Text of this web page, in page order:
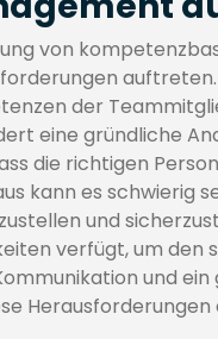
von
der
eine gründliche
die richtigen
kann es schwierig
und
verfügt, um den
und